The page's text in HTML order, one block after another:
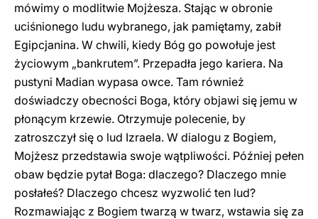
mówimy o modlitwie Mojżesza. Stając w obronie
uciśnionego ludu wybranego, jak pamiętamy, zabił
Egipcjanina. W chwili, kiedy Bóg go powołuje jest
życiowym „bankrutem”. Przepadła jego kariera. Na
pustyni Madian wypasa owce. Tam również
doświadczy obecności Boga, który objawi się jemu w
płonącym krzewie. Otrzymuje polecenie, by
zatroszczył się o lud Izraela. W dialogu z Bogiem,
Mojżesz przedstawia swoje wątpliwości. Później pełen
obaw będzie pytał Boga: dlaczego? Dlaczego mnie
posłałeś? Dlaczego chcesz wyzwolić ten lud?
Rozmawiając z Bogiem twarzą w twarz, wstawia się za